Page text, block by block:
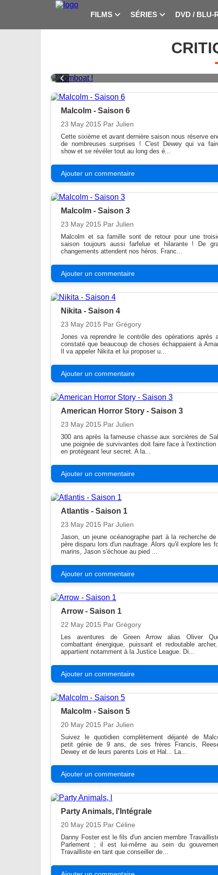
FILMS SÉRIES DVD / BLU-
Malcolm - Saison 6
23 May 2015 Par Julien
Cette sixième et avant dernière saison nous réserve
de nombreuses surprises ! C'est Dewey qui va
show et se révéler tout au long des é...
Ajouter un commentaire
Malcolm - Saison 3
23 May 2015 Par Julien
Malcolm et sa famille sont de retour pour une
saison toujours aussi farfelue et hilarante ! De
changements attendent nos héros. Franc...
Ajouter un commentaire
Nikita - Saison 4
23 May 2015 Par Grégory
Jones va reprendre le contrôle des opérations après
constaté que beaucoup de choses échappaient à
Il va appeler Nikita et lui proposer u...
Ajouter un commentaire
American Horror Story - Saison 3
23 May 2015 Par Julien
300 ans après la fameuse chasse aux sorcières de
une poignée de survivantes doit faire face à l'extinction
en protégeant leur secret. A la...
Ajouter un commentaire
Atlantis - Saison 1
23 May 2015 Par Julien
Jason, un jeune océanographe part à la recherche de
père disparu lors d'un naufrage. Alors qu'il explore les
marins, Jason s'échoue au pied ...
Ajouter un commentaire
Arrow - Saison 1
22 May 2015 Par Grégory
Les aventures de Green Arrow alias Oliver
combattant énergique, puissant et redoutable
appartient notamment à la Justice League. Di...
Ajouter un commentaire
Malcolm - Saison 5
20 May 2015 Par Julien
Suivez le quotidien complètement déjanté de
petit génie de 9 ans, de ses frères Francis,
Dewey et de leurs parents Lois et Hal... La...
Ajouter un commentaire
Party Animals, l'Intégrale
20 May 2015 Par Céline
Danny Foster est le fils d'un ancien membre
Parlement ; il est lui-même au sein du
Travailliste en tant que conseiller de...